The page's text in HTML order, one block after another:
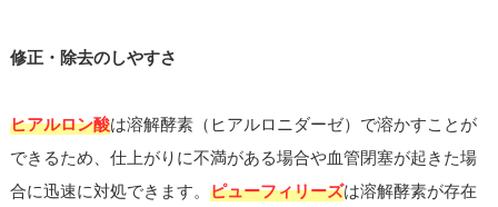
修正・除去のしやすさ
ヒアルロン酸は溶解酵素（ヒアルロニダーゼ）で溶かすことが
できるため、仕上がりに不満がある場合や血管閉塞が起きた場
合に迅速に対処できます。 ピューフィリーズは溶解酵素が存在